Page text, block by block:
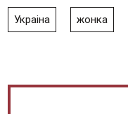
Украіна жонка